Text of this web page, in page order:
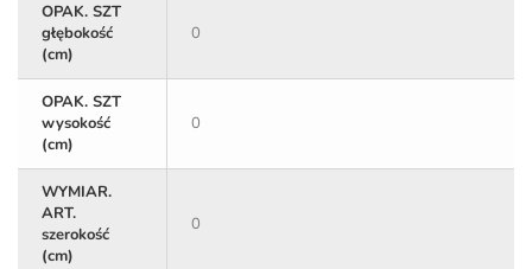
OPAK. SZT
głębokość
(cm)
0
OPAK. SZT
wysokość
(cm)
0
WYMIAR.
ART.
szerokość
(cm)
0